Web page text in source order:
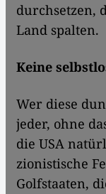
durchsetzen,
Land spalten.
Keine
Wer diese
jeder, ohne
die USA
zionistische
Golfstaaten,